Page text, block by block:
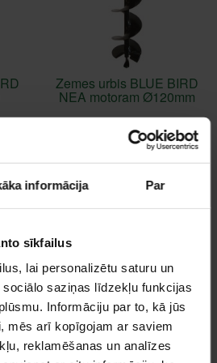
informācija Par
sīkfailus
lai personalizētu saturu un
saziņas līdzekļu funkcijas
Informāciju par to, kā jūs
mēs arī kopīgojam ar saviem
reklamēšanas un analīzes
Zemes urbis BLUE BIRD
NEA motoram Ø120mm
109,92 €
Ir noliktavā
Akcija!
Zemes urbis BLUE BIRD